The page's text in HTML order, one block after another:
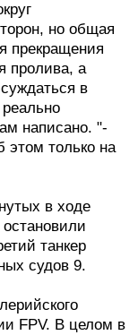
но общая
прекращения
пролива, а
в
написано. "-
этом только на
в ходе
танкер
судов 9.
FPV. В целом в